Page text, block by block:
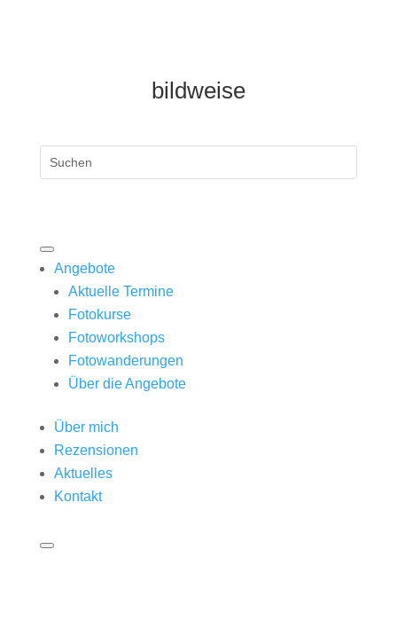
bildweise
Angebote
Aktuelle Termine
Fotokurse
Fotoworkshops
Fotowanderungen
Über die Angebote
Über mich
Rezensionen
Aktuelles
Kontakt